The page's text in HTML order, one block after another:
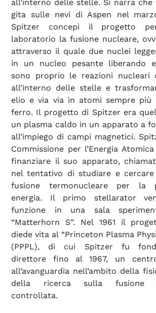
all’interno delle stelle. Si narra
gita sulle nevi di Aspen nel
Spitzer concepì il progetto
laboratorio la fusione nucleare,
attraverso il quale due nuclei
in un nucleo pesante liberando
sono proprio le reazioni nucleari
all’interno delle stelle e
elio e via via in atomi sempre più
ferro. Il progetto di Spitzer era
un plasma caldo in un apparato a
all’impiego di campi magnetici.
Commissione per l’Energia
finanziare il suo apparato,
nel tentativo di studiare e
fusione termonucleare per la
energia. Il primo stellarator
funzione in una sala
“Matterhorn S”. Nel 1961 il
diede vita al “Princeton Plasma
(PPPL), di cui Spitzer fu
direttore fino al 1967, un
all’avanguardia nell’ambito della
della ricerca sulla fusione
controllata.